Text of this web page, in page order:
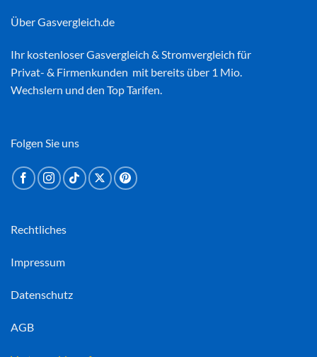
Über Gasvergleich.de
Ihr kostenloserGasvergleich & Stromvergleich für
Privat- & Firmenkunden mit bereits über 1 Mio.
Wechslern und den Top Tarifen.
Rechtliches
Impressum
Datenschutz
AGB
Folgen Sie uns